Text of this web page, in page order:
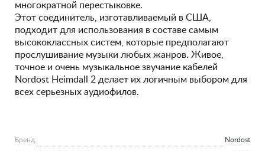
многократной перестыковке.
Этот соединитель, изготавливаемый в США,
подходит для использования в составе самым
высококлассных систем, которые предполагают
прослушивание музыки любых жанров. Живое,
точное и очень музыкальное звучание кабелей
Nordost Heimdall 2 делает их логичным выбором для
всех серьезных аудиофилов.
Бренд Nordost